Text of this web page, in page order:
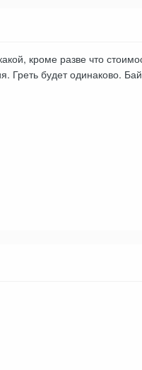
кроме разве что
Греть будет одинаково.